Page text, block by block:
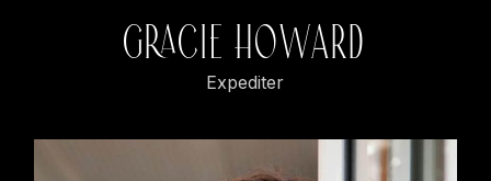
GRACIE HOWARD
Expediter